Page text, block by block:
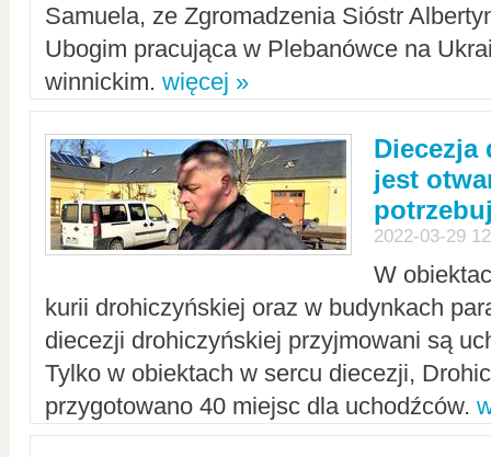
Samuela, ze Zgromadzenia Sióstr
Ubogim pracująca w Plebanówce na
winnickim. więcej »
Diecezja
jest
2022-03-29
W
kurii drohiczyńskiej oraz w budynkach
diecezji drohiczyńskiej przyjmowani są
Tylko w obiektach w sercu diecezji,
przygotowano 40 miejsc dla uchodźców.